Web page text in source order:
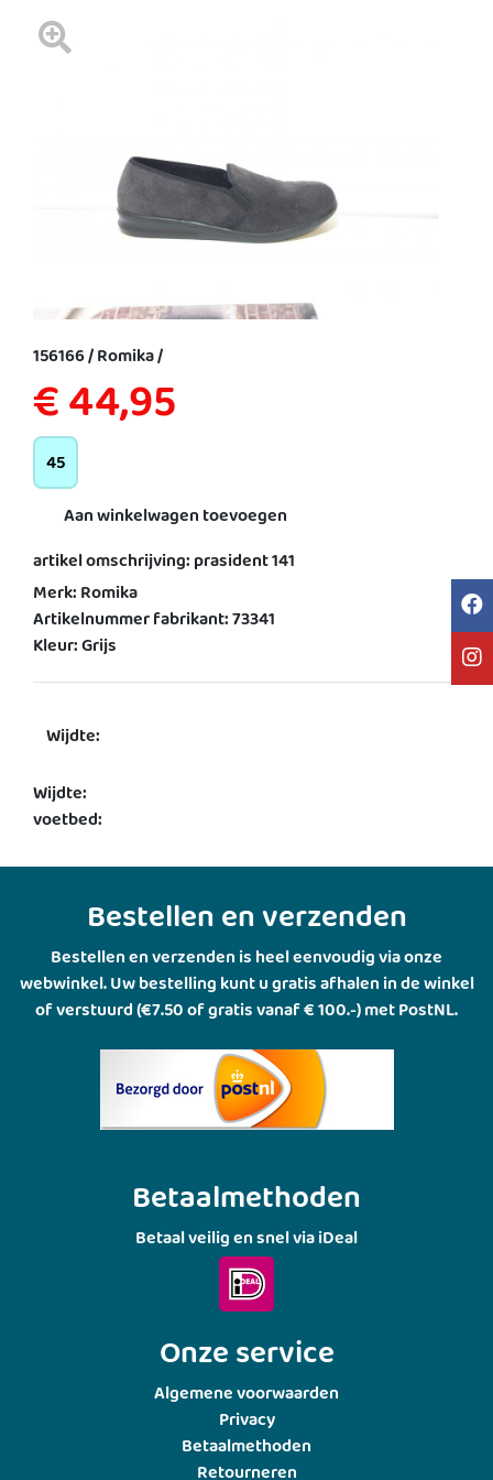
156166 / Romika /
€ 44,95
45
Aan winkelwagen toevoegen
artikel omschrijving: prasident 141
Merk: Romika
Artikelnummer fabrikant: 73341
Kleur: Grijs
Wijdte:
Wijdte:
voetbed:
Bestellen en verzenden
Bestellen en verzenden is heel eenvoudig via onze
webwinkel. Uw bestelling kunt u gratis afhalen in de winkel
of verstuurd (€7.50 of gratis vanaf € 100.-) met PostNL.
Betaalmethoden
Betaal veilig en snel via iDeal
Onze service
Algemene voorwaarden
Privacy
Betaalmethoden
Retourneren